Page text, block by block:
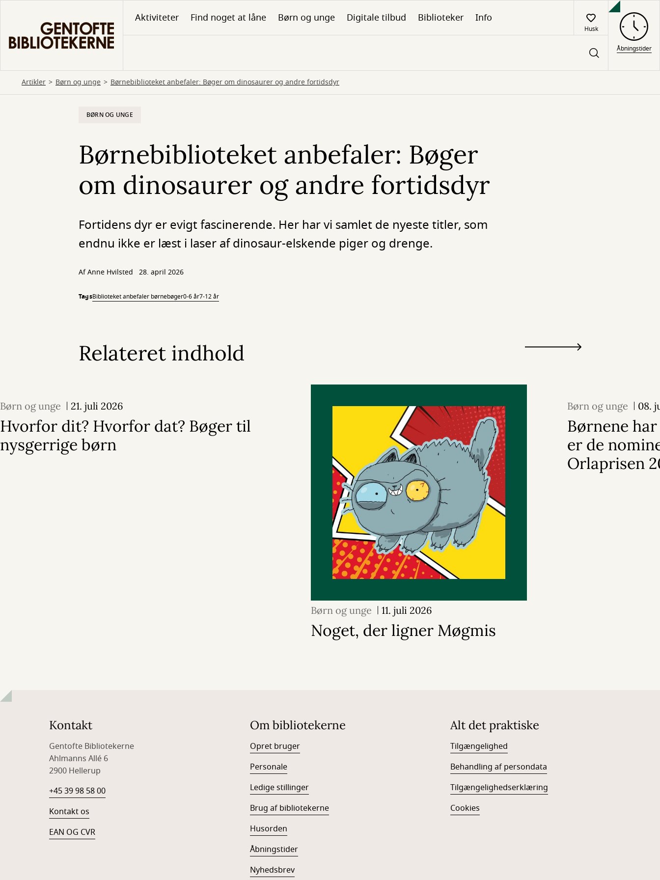
hovedindhold
Aktiviteter Find noget at låne Børn og unge Digitale tilbud Biblioteker Info
Husk
Åbningstider
Artikler Børn og unge Børnebiblioteket anbefaler: Bøger om dinosaurer og andre fortidsdyr
BØRN OG UNGE
Børnebiblioteket anbefaler: Bøger
om dinosaurer og andre fortidsdyr
Fortidens dyr er evigt fascinerende. Her har vi samlet de nyeste titler, som
endnu ikke er læst i laser af dinosaur-elskende piger og drenge.
AfAnne Hvilsted 28. april 2026
TagsBiblioteket anbefaler børnebøger0-6 år7-12 år
Relateret indhold
Børn og unge 21. juli 2026
Hvorfor dit? Hvorfor dat? Bøger til
nysgerrige børn
Børn og unge 11. juli 2026
Noget, der ligner Møgmis
Børn og unge 08.
Børnene
er de
Orlaprisen
Kontakt
Gentofte Bibliotekerne
Ahlmanns Allé 6
2900 Hellerup
+45 39 98 58 00
Kontakt os
EAN OG CVR
Om bibliotekerne
Opret bruger
Personale
Ledige stillinger
Brug af bibliotekerne
Husorden
Åbningstider
Nyhedsbrev
Alt det praktiske
Tilgængelighed
Behandling af persondata
Tilgængelighedserklæring
Cookies